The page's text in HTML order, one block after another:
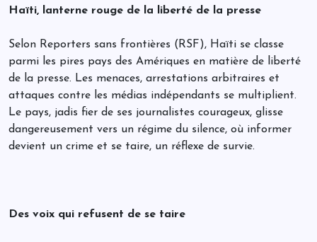
Haïti, lanterne rouge de la liberté de la presse
Selon Reporters sans frontières (RSF), Haïti se classe
parmi les pires pays des Amériques en matière de liberté
de la presse. Les menaces, arrestations arbitraires et
attaques contre les médias indépendants se multiplient.
Le pays, jadis fier de ses journalistes courageux, glisse
dangereusement vers un régime du silence, où informer
devient un crime et se taire, un réflexe de survie.
Des voix qui refusent de se taire